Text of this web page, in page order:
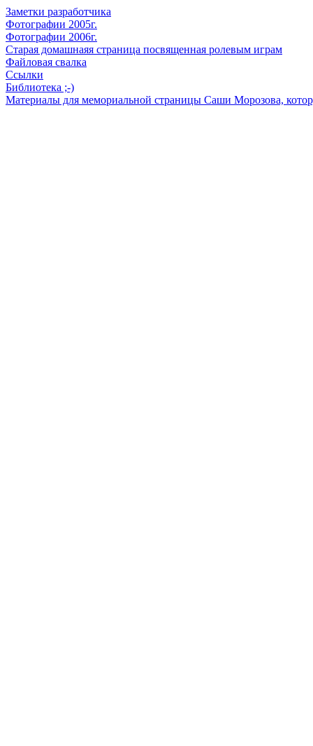
Заметки разработчика
Фотографии 2005г.
Фотографии 2006г.
Старая домашнаяя страница посвященная ролевым играм
Файловая свалка
Ссылки
Библиотека ;-)
Материалы для мемориальной страницы Саши Морозова,